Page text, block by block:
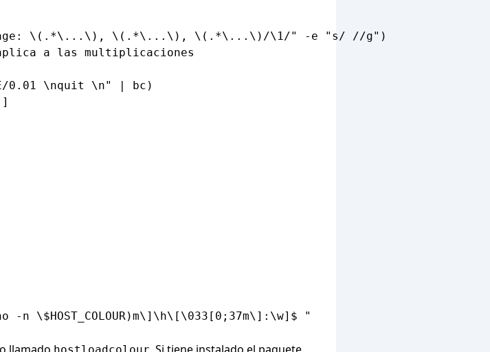
\(.*\...\), \(.*\...\), \(.*\...\)/\1/" -e "s/ //g")
a las multiplicaciones
0.01 \nquit \n" | bc)
-n \$HOST_COLOUR)m\]\h\[\033[0;37m\]:\w]$ "